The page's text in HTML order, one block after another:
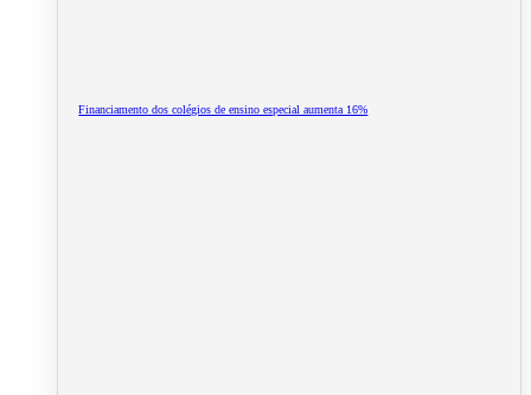
Financiamento dos colégios de ensino especial aumenta 16%